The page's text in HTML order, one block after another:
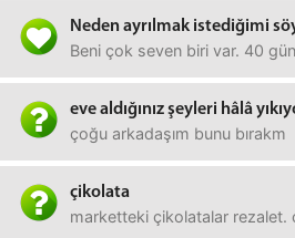
Neden ayrılmak istediğimi
Beni çok seven biri var. 40
eve aldığınız şeyleri hâlâ
çoğu arkadaşım bunu
çikolata
marketteki çikolatalar rezalet.